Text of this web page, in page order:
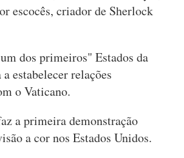
escocês, criador de Sherlock
dos primeiros" Estados da
estabelecer relações
o Vaticano.
a primeira demonstração
a cor nos Estados Unidos.